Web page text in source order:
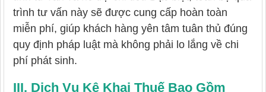
trình tư vấn này sẽ được cung cấp hoàn toàn
miễn phí, giúp khách hàng yên tâm tuân thủ đúng
quy định pháp luật mà không phải lo lắng về chi
phí phát sinh.
III. Dịch Vụ Kê Khai Thuế Bao Gồm